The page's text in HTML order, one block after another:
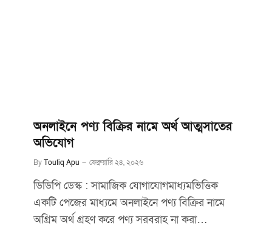
অনলাইনে পণ্য বিক্রির নামে অর্থ আত্মসাতের
অভিযোগ
ByToufiq Apu ফেব্রুয়ারি ২৪, ২০২৬
ডিডিপি ডেস্ক : সামাজিক যোগাযোগমাধ্যমভিত্তিক
একটি পেজের মাধ্যমে অনলাইনে পণ্য বিক্রির নামে
অগ্রিম অর্থ গ্রহণ করে পণ্য সরবরাহ না করা…